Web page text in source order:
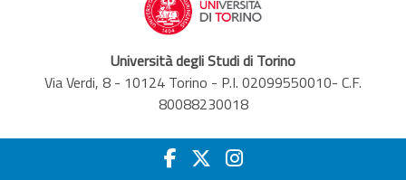
Università degli Studi di Torino
Via Verdi, 8 - 10124 Torino - P.I. 02099550010- C.F.
80088230018